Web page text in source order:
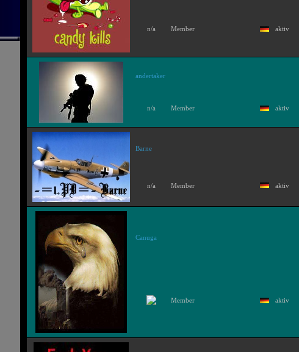
n/a Member aktiv
andertaker
n/a Member aktiv
Barne
n/a Member aktiv
Canuga
Member aktiv